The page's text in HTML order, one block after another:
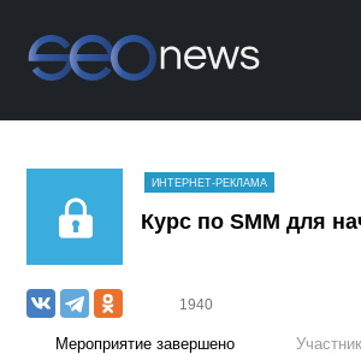
ИНТЕРНЕТ-РЕКЛАМА
Курс по SMM для
1940
Мероприятие завершено